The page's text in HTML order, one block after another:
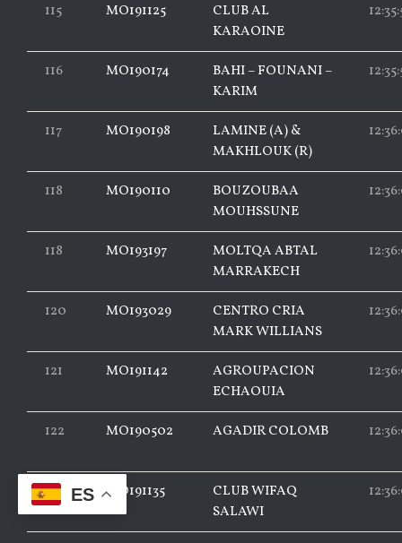
115 MO191125
CLUB AL
KARAOINE
116 MO190174
BAHI – FOUNANI –
KARIM
117 MO190198
LAMINE (A) &
MAKHLOUK (R)
118 MO190110
BOUZOUBAA
MOUHSSUNE
118 MO193197
MOLTQA ABTAL
MARRAKECH
120 MO193029
CENTRO CRIA
MARK WILLIANS
121 MO191142
AGROUPACION
ECHAOUIA
122 MO190502 AGADIR COLOMB
123 MO191135
CLUB WIFAQ
SALAWI
ES